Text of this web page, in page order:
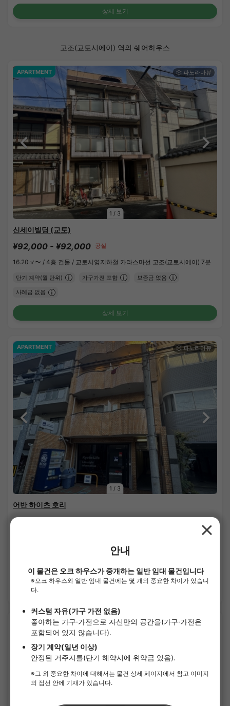
상세 보기
고조(교토시에이) 역의 쉐어하우스
1 / 3
APARTMENT
신세이빌딩 (교토)
¥92,000 - ¥92,000 공실
16.20㎡〜 / 4층 건물 / 교토시영지하철 카라스마선 고조(교토시에이) 7분
단기 계약(월 단위) 가구가전 포함 보증금 없음
사례금 없음
상세 보기
1 / 3
APARTMENT
어반 하이츠 호리
¥86,000 - ¥89,000
교토시영지하철 카라스마선 고조(교토시에이) 8분
가구가전 포함
사례금 없음
SOCIAL RESIDENCE